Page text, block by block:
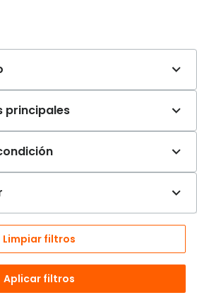
Limpiar filtros
Aplicar filtros